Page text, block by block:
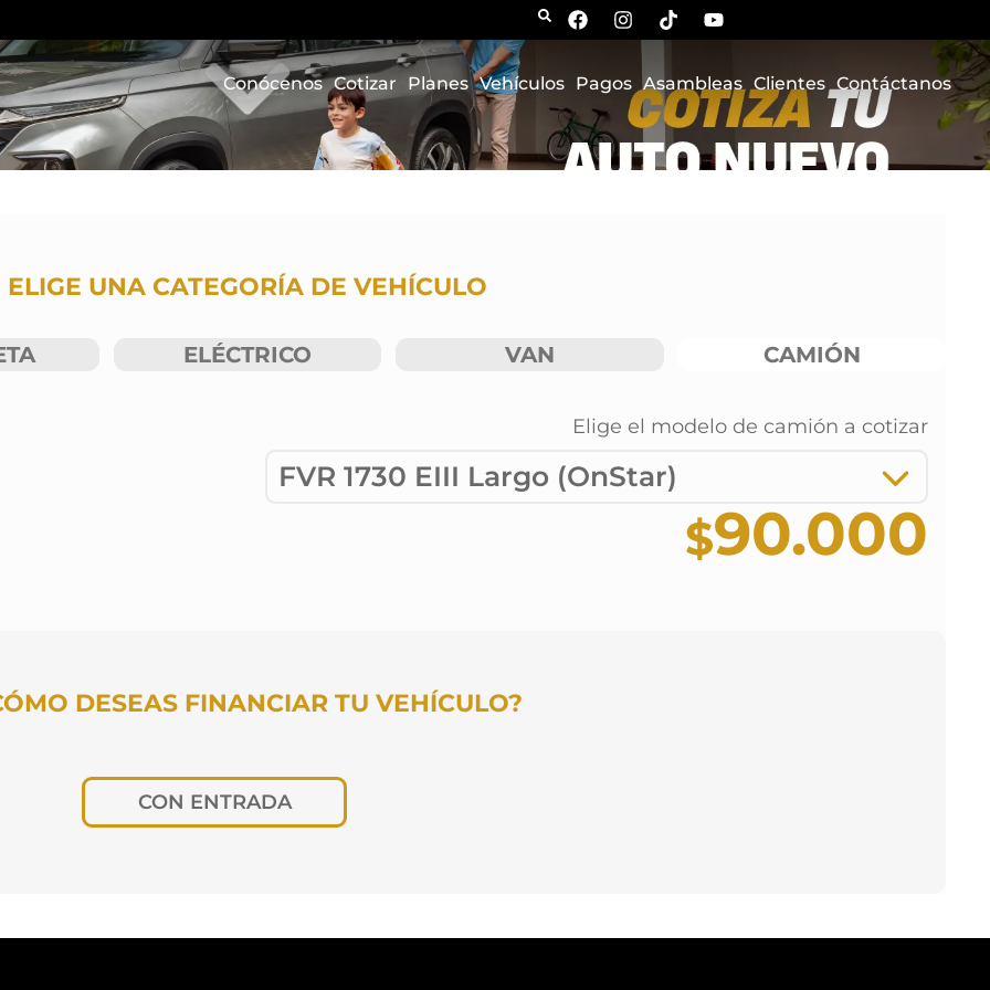
Conócenos Cotizar Planes Vehículos Pagos Asambleas Clientes Contáctanos
ELIGE UNA CATEGORÍA DE VEHÍCULO
ELÉCTRICO VAN CAMIÓN
Elige el modelo de camión a cotizar
FVR 1730 EIII Largo (OnStar)
90.000
DESEAS FINANCIAR TU VEHÍCULO?
CON ENTRADA
Cuota fija mensual